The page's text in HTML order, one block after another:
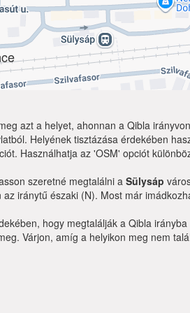
azt a helyet, ahonnan a Qibla
Helyének tisztázása érdekében
Használhatja az 'OSM' opciót
szeretné megtalálni a Sülysáp
az iránytű északi (N). Most már
hogy megtalálják a Qibla
Várjon, amíg a helyikon meg nem